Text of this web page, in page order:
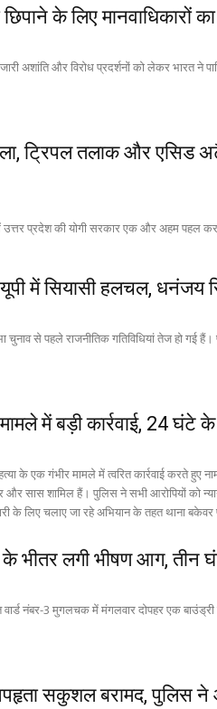
छिपाने के लिए
अशांति और विरोध प्रदर्शनों को लेकर भारत ने
ट्रिपल तलाक और एसिड
प्रदेश की योगी सरकार एक और अहम पहल
में सियासी हलचल, धनंजय
से पहले राजनीतिक गतिविधियां तेज हो गई हैं।
में बड़ी कार्रवाई, 24 घंटे
हैं। पुलिस ने सभी आरोपियों को न्यायालय में पेश कर जेल भेज दिया
के लिए चलाए जा रहे अभियान के तहत थाना
भीतर लगी भीषण आग, तीन
वार्ड नंबर-3 मुगलचक में मंगलवार दोपहर एक
सकुशल बरामद, पुलिस ने